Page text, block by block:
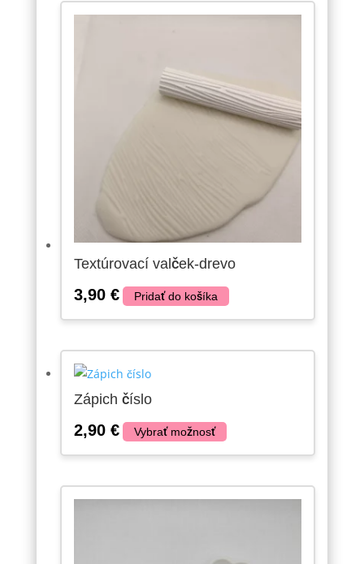
Textúrovací valček-drevo
3,90 € Pridať do košíka
Zápich číslo
2,90 € Vybrať možnosť